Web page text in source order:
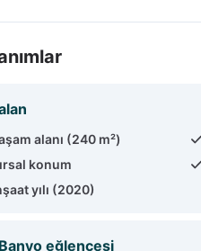
alanı (240 m²)
konum
yılı (2020)
Banyo eğlencesi